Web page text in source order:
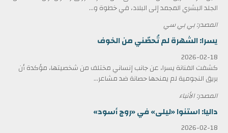
الجلد البشري المجمد إلى البلاد، في خطوة و...
المصدر: بي بي سي
يسرا: الشهرة لم تُحصّني من الخوف
2026-02-18
كشفت الفنانة يسرا، عن جانب إنساني مختلف من شخصيتها، مؤكدة أن
بريق النجومية لم يمنحها حصانة ضد مشاعر...
المصدر: الأنباء
داليا: استنوا «ليلى» في «روج أسود»
2026-02-18